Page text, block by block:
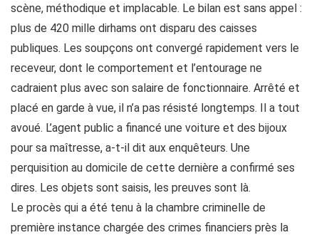
scène, méthodique et implacable. Le bilan est sans appel :
plus de 420 mille dirhams ont disparu des caisses
publiques. Les soupçons ont convergé rapidement vers le
receveur, dont le comportement et l’entourage ne
cadraient plus avec son salaire de fonctionnaire. Arrêté et
placé en garde à vue, il n’a pas résisté longtemps. Il a tout
avoué. L’agent public a financé une voiture et des bijoux
pour sa maîtresse, a-t-il dit aux enquêteurs. Une
perquisition au domicile de cette dernière a confirmé ses
dires. Les objets sont saisis, les preuves sont là.
Le procès qui a été tenu à la chambre criminelle de
première instance chargée des crimes financiers près la